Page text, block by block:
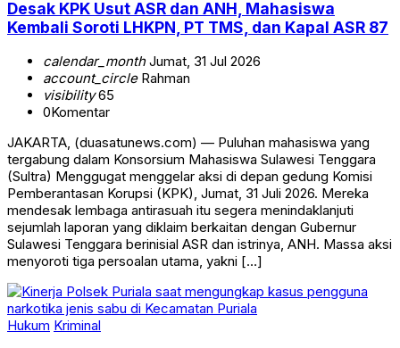
Desak KPK Usut ASR dan ANH, Mahasiswa
Kembali Soroti LHKPN, PT TMS, dan Kapal ASR 87
calendar_monthJumat, 31 Jul 2026
account_circleRahman
visibility65
0Komentar
JAKARTA, (duasatunews.com) — Puluhan mahasiswa yang
tergabung dalam Konsorsium Mahasiswa Sulawesi Tenggara
(Sultra) Menggugat menggelar aksi di depan gedung Komisi
Pemberantasan Korupsi (KPK), Jumat, 31 Juli 2026. Mereka
mendesak lembaga antirasuah itu segera menindaklanjuti
sejumlah laporan yang diklaim berkaitan dengan Gubernur
Sulawesi Tenggara berinisial ASR dan istrinya, ANH. Massa aksi
menyoroti tiga persoalan utama, yakni […]
Hukum Kriminal